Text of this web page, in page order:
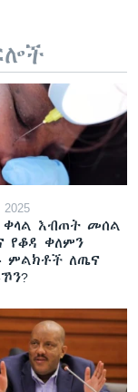
ቀላል እብጠት መሰል
የቆዳ ቀለምን
ምልክቶች ለጤና